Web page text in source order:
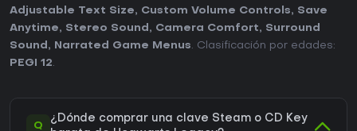
Adjustable Text Size, Custom Volume Controls, Save
Anytime, Stereo Sound , Camera Comfort, Surround
Sound , Narrated Game Menus. Clasificación por edades:
PEGI 12.
Q
¿Dónde comprar una clave Steam o CD Key